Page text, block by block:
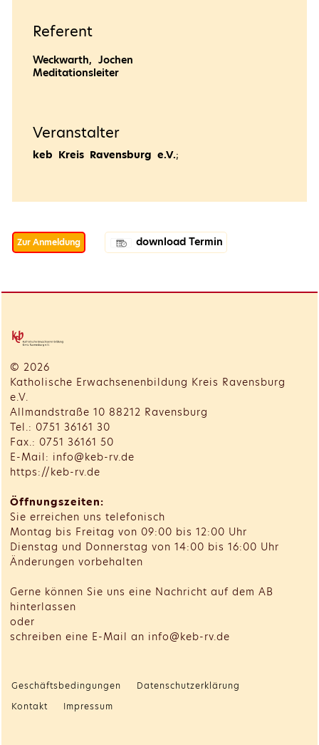
Referent
Weckwarth, Jochen
Meditationsleiter
Veranstalter
keb Kreis Ravensburg e.V.;
Zur Anmeldung download Termin
© 2026
Katholische Erwachsenenbildung Kreis Ravensburg
e.V.
Allmandstraße 10 88212 Ravensburg
Tel.: 0751 36161 30
Fax.: 0751 36161 50
E-Mail: info@keb-rv.de
https://keb-rv.de
Öffnungszeiten:
Sie erreichen uns telefonisch
Montag bis Freitag von 09:00 bis 12:00 Uhr
Dienstag und Donnerstag von 14:00 bis 16:00 Uhr
Änderungen vorbehalten
Gerne können Sie uns eine Nachricht auf dem AB
hinterlassen
oder
schreiben eine E-Mail an info@keb-rv.de
Geschäftsbedingungen
Datenschutzerklärung
Kontakt
Impressum